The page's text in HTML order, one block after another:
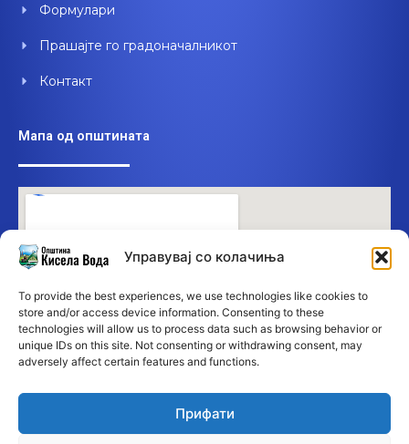
Управувај со колачиња
To provide the best experiences, we use technologies like cookies to
store and/or access device information. Consenting to these
technologies will allow us to process data such as browsing behavior or
unique IDs on this site. Not consenting or withdrawing consent, may
adversely affect certain features and functions.
Прифати
Формулари
Прашајте го градоначалникот
Контакт
Мапа од општината